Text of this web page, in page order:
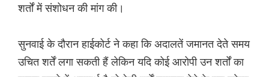
शर्तों में संशोधन की मांग की।
सुनवाई के दौरान हाईकोर्ट ने कहा कि अदालतें जमानत देते समय
उचित शर्तें लगा सकती हैं लेकिन यदि कोई आरोपी उन शर्तों का